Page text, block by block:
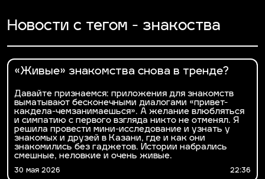
Новости с тегом - знакоства
«Живые» знакомства снова в тренде?
Давайте признаемся: приложения для знакомств
выматывают бесконечными диалогами «привет-
какдела-чемзанимаешься». А желание влюбляться
и симпатию с первого взгляда никто не отменял. Я
решила провести мини-исследование и узнать у
знакомых и друзей в Казани, где и как они
знакомились без гаджетов. Истории набрались
смешные, неловкие и очень живые.
30 мая 2026 22:36